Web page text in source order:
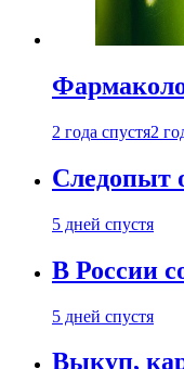
2 года спустя2
Следопыт
5 дней спустя
В России
5 дней спустя
Выкуп,